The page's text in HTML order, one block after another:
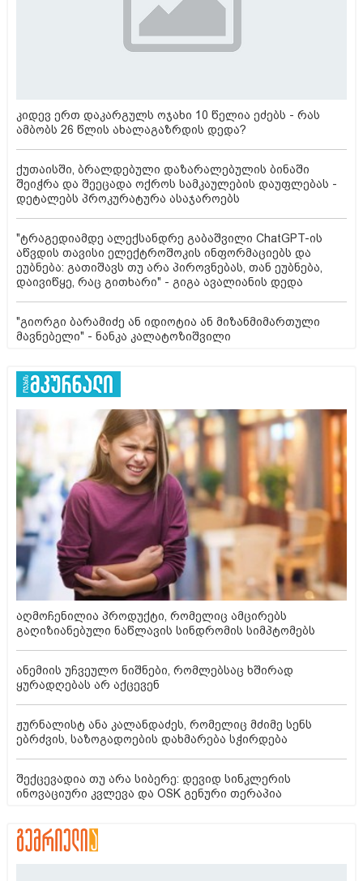
კიდევ ერთ დაკარგულს ოჯახი 10 წელია ეძებს - რას
ამბობს 26 წლის ახალაგაზრდის დედა?
ქუთაისში, ბრალდებული დაზარალებულის ბინაში
შეიჭრა და შეეცადა ოქროს სამკაულების დაუფლებას -
დეტალებს პროკურატურა ასაჯაროებს
"ტრაგედიამდე ალექსანდრე გაბაშვილი ChatGPT-ის
აწვდის თავისი ელექტროშოკის ინფორმაციებს და
ეუბნება: გათიშავს თუ არა პიროვნებას, თან ეუბნება,
დაივიწყე, რაც გითხარი" - გიგა ავალიანის დედა
"გიორგი ბარამიძე ან იდიოტია ან მიზანმიმართული
მავნებელი" - ნანკა კალატოზიშვილი
აღმოჩენილია პროდუქტი, რომელიც ამცირებს
გაღიზიანებული ნაწლავის სინდრომის სიმპტომებს
ანემიის უჩვეულო ნიშნები, რომლებსაც ხშირად
ყურადღებას არ აქცევენ
ჟურნალისტ ანა კალანდაძეს, რომელიც მძიმე სენს
ებრძვის, საზოგადოების დახმარება სჭირდება
შექცევადია თუ არა სიბერე: დევიდ სინკლერის
ინოვაციური კვლევა და OSK გენური თერაპია